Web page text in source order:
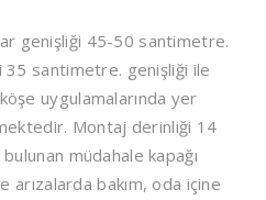
genişliği 45-50 santimetre.
santimetre. genişliği ile
uygulamalarında yer
Montaj derinliği 14
müdahale kapağı
arızalarda bakım, oda içine